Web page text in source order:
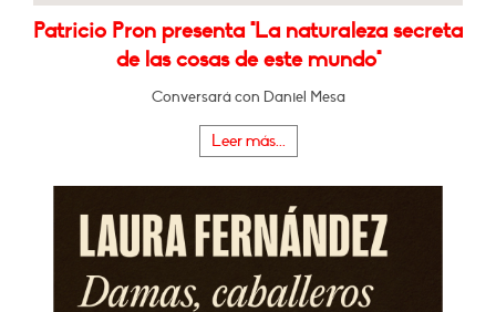
Patricio Pron presenta "La naturaleza secreta
de las cosas de este mundo"
Conversará con Daniel Mesa
Leer más...